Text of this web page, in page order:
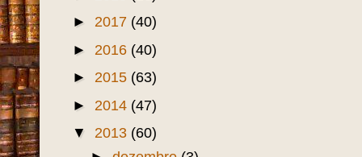
► 2017 (40)
► 2016 (40)
► 2015 (63)
► 2014 (47)
▼ 2013 (60)